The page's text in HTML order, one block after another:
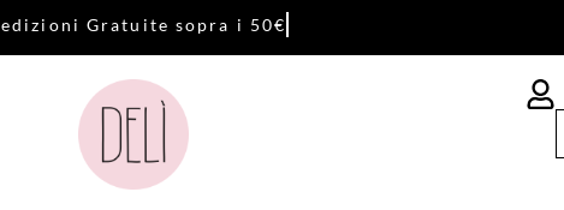
ed izi on i Gratu ite sopra i 50€